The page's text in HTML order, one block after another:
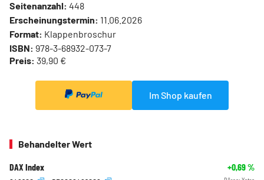
Seitenanzahl: 448
Erscheinungstermin: 11.06.2026
Format: Klappenbroschur
ISBN: 978-3-68932-073-7
Preis: 39,90 €
Im Shop kaufen
Behandelter Wert
DAX Index +0,69%